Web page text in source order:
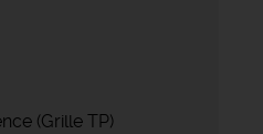
(Grille TP)